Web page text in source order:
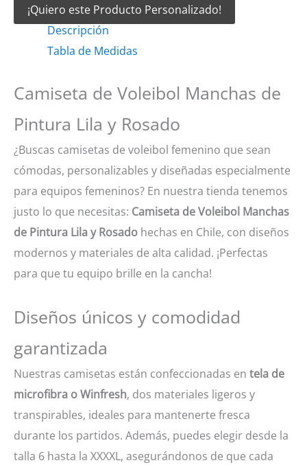
Voleibol
Manchas
Lila
y
¡Quiero este Producto Personalizado!
Descripción
Tabla de Medidas
Camiseta de Voleibol Manchas de
Pintura Lila y Rosado
¿Buscas camisetas de voleibol femenino que sean
cómodas, personalizables y diseñadas especialmente
para equipos femeninos? En nuestra tienda tenemos
justo lo que necesitas: Camiseta de Voleibol Manchas
de Pintura Lila y Rosado hechas en Chile, con diseños
modernos y materiales de alta calidad. ¡Perfectas
para que tu equipo brille en la cancha!
Diseños únicos y comodidad
garantizada
Nuestras camisetas están confeccionadas en tela de
microfibra o Winfresh, dos materiales ligeros y
transpirables, ideales para mantenerte fresca
durante los partidos. Además, puedes elegir desde la
talla 6 hasta la XXXXL, asegurándonos de que cada